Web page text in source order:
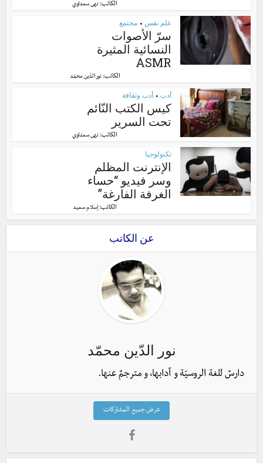
الكاتب: نهى سعداوي
علم نفس • مجتمع
سرّ الأصوات
النسائية المثيرة
ASMR
الكاتب:نور الدّين محمّد
أدب • أدب وثقافة
كيس الكتب النّائم
تحت السرير
الكاتب: نهى سعداوي
تكنولوجيا
الإنترنت المظلم
وسر فيديو “حساء
الغرفة الفارغة”
الكاتب: إسلام سعيد
عن الكاتب
نور الدّين محمّد
دارسٌ للغة الروسيّة و آدابها، و مترجمٌ عنها.
عرض جميع المشاركات